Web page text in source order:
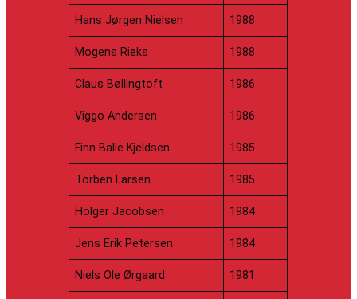
Hans Jørgen Nielsen 1988
Mogens Rieks 1988
Claus Bøllingtoft 1986
Viggo Andersen 1986
Finn Balle Kjeldsen 1985
Torben Larsen 1985
Holger Jacobsen 1984
Jens Erik Petersen 1984
Niels Ole Ørgaard 1981